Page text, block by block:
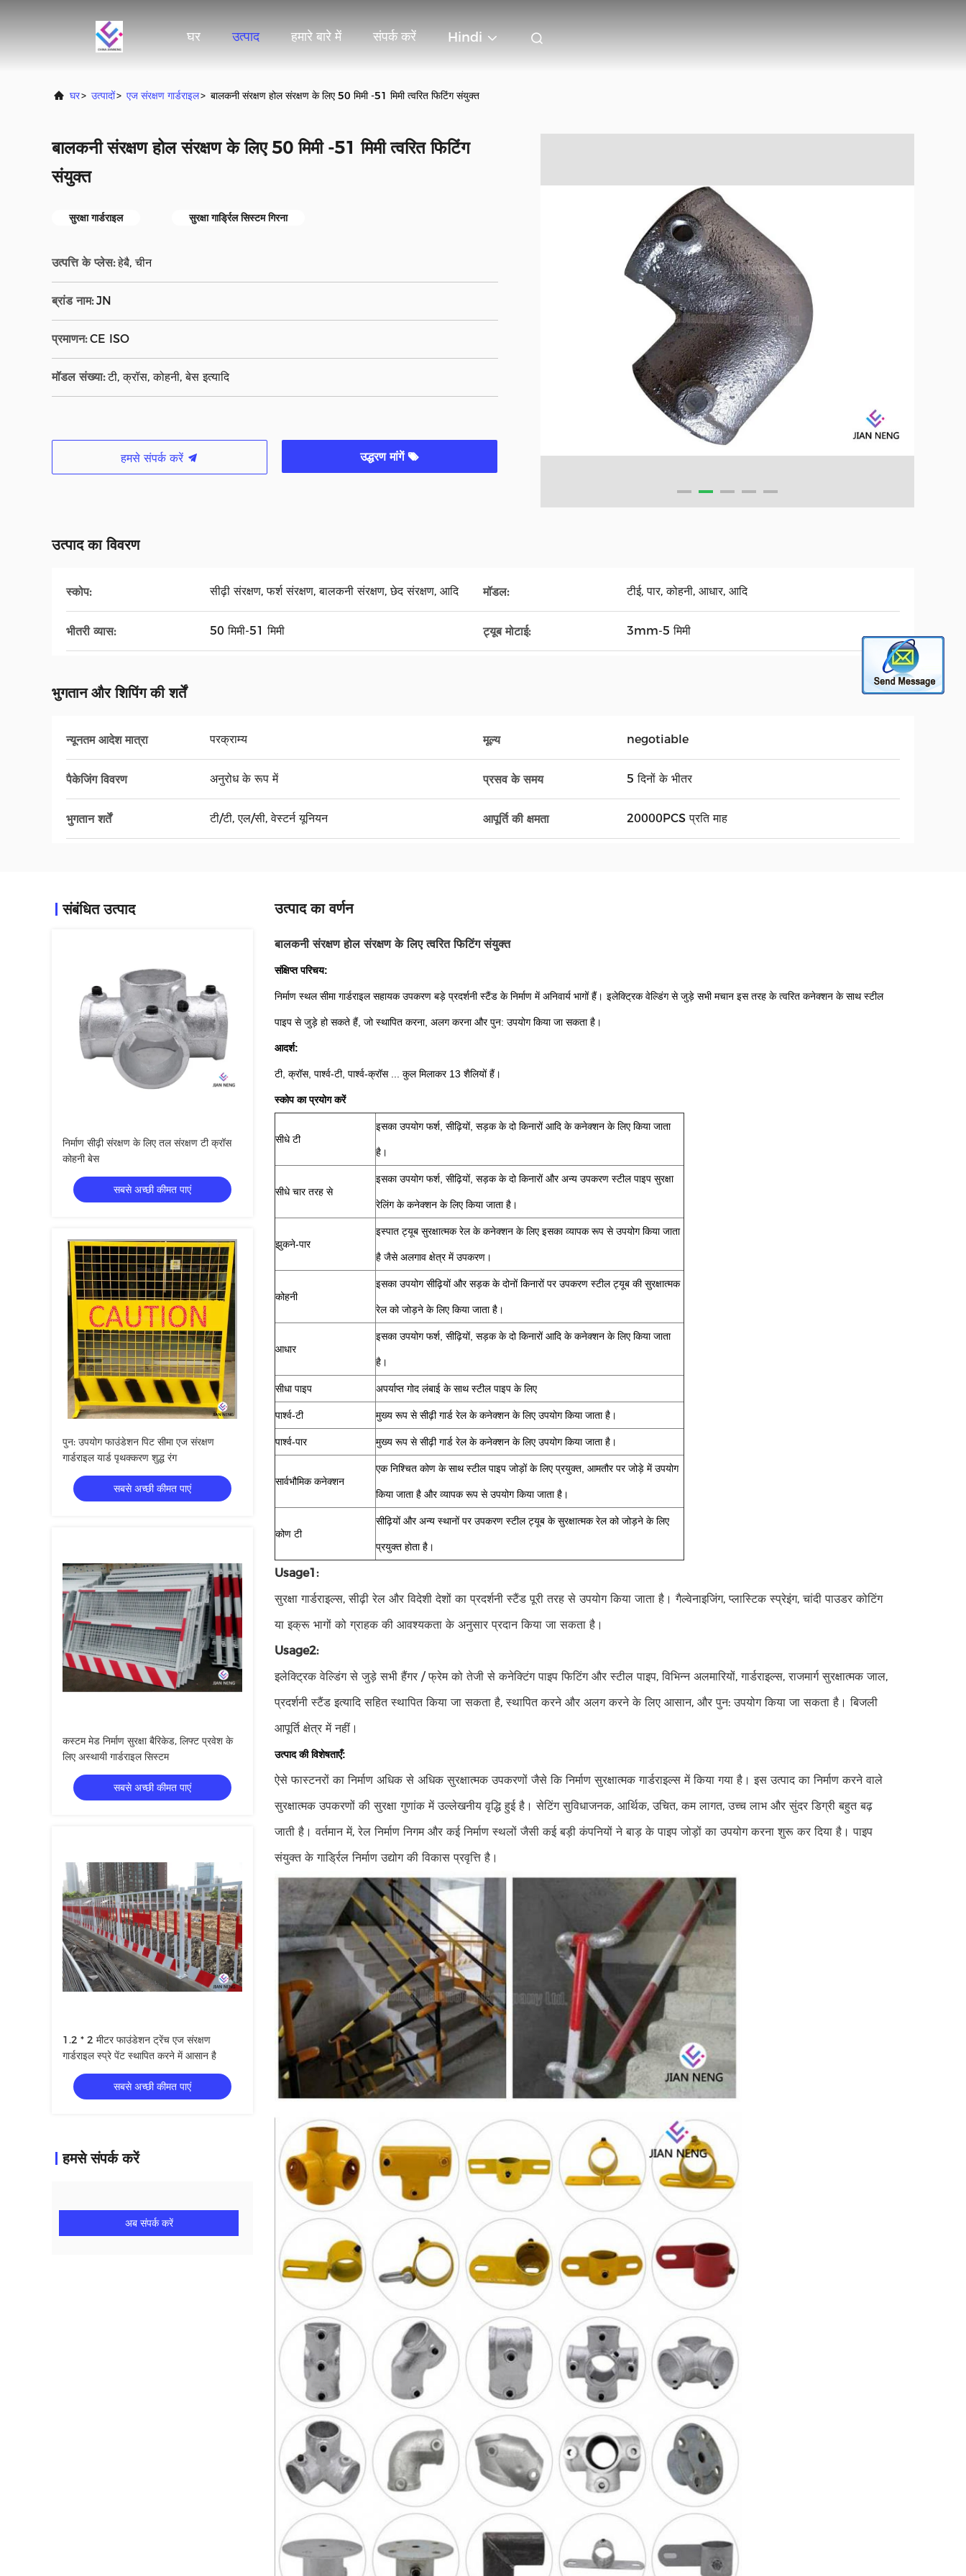
घर उत्पाद हमारे बारे में संपर्क करें Hindi
घर> उत्पादों> एज संरक्षण गार्डराइल> बालकनी संरक्षण होल संरक्षण के लिए 50 मिमी -51 मिमी त्वरित फिटिंग संयुक्त
बालकनी संरक्षण होल संरक्षण के लिए 50 मिमी -51 मिमी त्वरित फिटिंग
संयुक्त
सुरक्षा गार्डराइल सुरक्षा गार्ड्रिल सिस्टम गिरना
उत्पत्ति के प्लेस: हेबै, चीन
ब्रांड नाम: JN
प्रमाणन: CE ISO
मॉडल संख्या: टी, क्रॉस, कोहनी, बेस इत्यादि
हमसे संपर्क करें उद्धरण मांगें
उत्पाद का विवरण
स्कोप: सीढ़ी संरक्षण, फर्श संरक्षण, बालकनी संरक्षण, छेद संरक्षण, आदि मॉडल: टीई, पार, कोहनी, आधार, आदि
भीतरी व्यास: 50 मिमी-51 मिमी ट्यूब मोटाई: 3mm-5 मिमी
भुगतान और शिपिंग की शर्तें
न्यूनतम आदेश मात्रा परक्राम्य मूल्य negotiable
पैकेजिंग विवरण अनुरोध के रूप में प्रसव के समय 5 दिनों के भीतर
भुगतान शर्तें टी/टी, एल/सी, वेस्टर्न यूनियन आपूर्ति की क्षमता 20000PCS प्रति माह
संबंधित उत्पाद
निर्माण सीढ़ी संरक्षण के लिए तल संरक्षण टी क्रॉस
कोहनी बेस
सबसे अच्छी कीमत पाएं
पुन: उपयोग फाउंडेशन पिट सीमा एज संरक्षण
गार्डराइल यार्ड पृथक्करण शुद्ध रंग
सबसे अच्छी कीमत पाएं
कस्टम मेड निर्माण सुरक्षा बैरिकेड, लिफ्ट प्रवेश के
लिए अस्थायी गार्डराइल सिस्टम
सबसे अच्छी कीमत पाएं
1.2 * 2 मीटर फाउंडेशन ट्रेंच एज संरक्षण
गार्डराइल स्प्रे पेंट स्थापित करने में आसान है
सबसे अच्छी कीमत पाएं
हमसे संपर्क करें
अब संपर्क करें
उत्पाद का वर्णन
बालकनी संरक्षण होल संरक्षण के लिए त्वरित फिटिंग संयुक्त
संक्षिप्त परिचय:
निर्माण स्थल सीमा गार्डराइल सहायक उपकरण बड़े प्रदर्शनी स्टैंड के निर्माण में अनिवार्य भागों हैं। इलेक्ट्रिक वेल्डिंग से जुड़े सभी मचान इस तरह के त्वरित कनेक्शन के साथ स्टील
पाइप से जुड़े हो सकते हैं, जो स्थापित करना, अलग करना और पुन: उपयोग किया जा सकता है।
आदर्श:
टी, क्रॉस, पार्श्व-टी, पार्श्व-क्रॉस ... कुल मिलाकर 13 शैलियों हैं।
स्कोप का प्रयोग करें
सीधे टी
इसका उपयोग फर्श, सीढ़ियों, सड़क के दो किनारों आदि के कनेक्शन के लिए किया जाता
है।
सीधे चार तरह से
इसका उपयोग फर्श, सीढ़ियों, सड़क के दो किनारों और अन्य उपकरण स्टील पाइप सुरक्षा
रेलिंग के कनेक्शन के लिए किया जाता है।
झुकने-पार
इस्पात ट्यूब सुरक्षात्मक रेल के कनेक्शन के लिए इसका व्यापक रूप से उपयोग किया जाता
है जैसे अलगाव क्षेत्र में उपकरण।
कोहनी
इसका उपयोग सीढ़ियों और सड़क के दोनों किनारों पर उपकरण स्टील ट्यूब की सुरक्षात्मक
रेल को जोड़ने के लिए किया जाता है।
आधार
इसका उपयोग फर्श, सीढ़ियों, सड़क के दो किनारों आदि के कनेक्शन के लिए किया जाता
है।
सीधा पाइप अपर्याप्त गोद लंबाई के साथ स्टील पाइप के लिए
पार्श्व-टी मुख्य रूप से सीढ़ी गार्ड रेल के कनेक्शन के लिए उपयोग किया जाता है।
पार्श्व-पार मुख्य रूप से सीढ़ी गार्ड रेल के कनेक्शन के लिए उपयोग किया जाता है।
सार्वभौमिक कनेक्शन
एक निश्चित कोण के साथ स्टील पाइप जोड़ों के लिए प्रयुक्त, आमतौर पर जोड़े में उपयोग
किया जाता है और व्यापक रूप से उपयोग किया जाता है।
कोण टी
सीढ़ियों और अन्य स्थानों पर उपकरण स्टील ट्यूब के सुरक्षात्मक रेल को जोड़ने के लिए
प्रयुक्त होता है।
Usage1:
सुरक्षा गार्डराइल्स, सीढ़ी रेल और विदेशी देशों का प्रदर्शनी स्टैंड पूरी तरह से उपयोग किया जाता है। गैल्वेनाइजिंग, प्लास्टिक स्प्रेइंग, चांदी पाउडर कोटिंग
या इक्रू भागों को ग्राहक की आवश्यकता के अनुसार प्रदान किया जा सकता है।
Usage2:
इलेक्ट्रिक वेल्डिंग से जुड़े सभी हैंगर / फ्रेम को तेजी से कनेक्टिंग पाइप फिटिंग और स्टील पाइप, विभिन्न अलमारियों, गार्डराइल्स, राजमार्ग सुरक्षात्मक जाल,
प्रदर्शनी स्टैंड इत्यादि सहित स्थापित किया जा सकता है, स्थापित करने और अलग करने के लिए आसान, और पुन: उपयोग किया जा सकता है। बिजली
आपूर्ति क्षेत्र में नहीं।
उत्पाद की विशेषताएँ:
ऐसे फास्टनरों का निर्माण अधिक से अधिक सुरक्षात्मक उपकरणों जैसे कि निर्माण सुरक्षात्मक गार्डराइल्स में किया गया है। इस उत्पाद का निर्माण करने वाले
सुरक्षात्मक उपकरणों की सुरक्षा गुणांक में उल्लेखनीय वृद्धि हुई है। सेटिंग सुविधाजनक, आर्थिक, उचित, कम लागत, उच्च लाभ और सुंदर डिग्री बहुत बढ़
जाती है। वर्तमान में, रेल निर्माण निगम और कई निर्माण स्थलों जैसी कई बड़ी कंपनियों ने बाड़ के पाइप जोड़ों का उपयोग करना शुरू कर दिया है। पाइप
संयुक्त के गार्ड्रिल निर्माण उद्योग की विकास प्रवृत्ति है।